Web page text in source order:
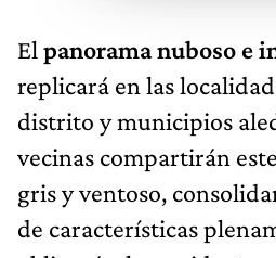
El panorama nuboso e
replicará en las
distrito y municipios
vecinas compartirán
gris y ventoso,
de características